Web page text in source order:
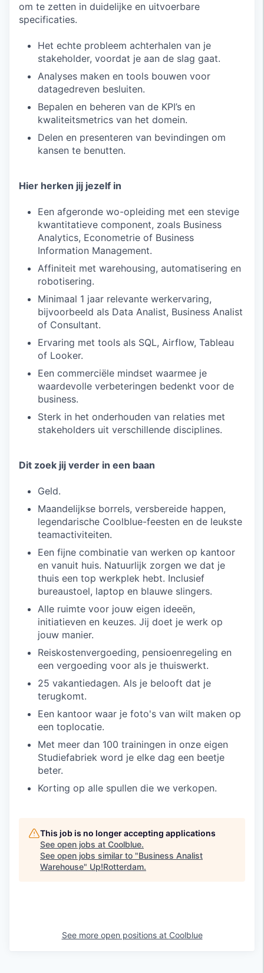
om te zetten in duidelijke en uitvoerbare
specificaties.
Het echte probleem achterhalen van je
stakeholder, voordat je aan de slag gaat.
Analyses maken en tools bouwen voor
datagedreven besluiten.
Bepalen en beheren van de KPI’s en
kwaliteitsmetrics van het domein.
Delen en presenteren van bevindingen om
kansen te benutten.
Hier herken jij jezelf in
Een afgeronde wo-opleiding met een stevige
kwantitatieve component, zoals Business
Analytics, Econometrie of Business
Information Management.
Affiniteit met warehousing, automatisering en
robotisering.
Minimaal 1 jaar relevante werkervaring,
bijvoorbeeld als Data Analist, Business Analist
of Consultant.
Ervaring met tools als SQL, Airflow, Tableau
of Looker.
Een commerciële mindset waarmee je
waardevolle verbeteringen bedenkt voor de
business.
Sterk in het onderhouden van relaties met
stakeholders uit verschillende disciplines.
Dit zoek jij verder in een baan
Geld.
Maandelijkse borrels, versbereide happen,
legendarische Coolblue-feesten en de leukste
teamactiviteiten.
Een fijne combinatie van werken op kantoor
en vanuit huis. Natuurlijk zorgen we dat je
thuis een top werkplek hebt. Inclusief
bureaustoel, laptop en blauwe slingers.
Alle ruimte voor jouw eigen ideeën,
initiatieven en keuzes. Jij doet je werk op
jouw manier.
Reiskostenvergoeding, pensioenregeling en
een vergoeding voor als je thuiswerkt.
25 vakantiedagen. Als je belooft dat je
terugkomt.
Een kantoor waar je foto's van wilt maken op
een toplocatie.
Met meer dan 100 trainingen in onze eigen
Studiefabriek word je elke dag een beetje
beter.
Korting op alle spullen die we verkopen.
This job is no longer accepting applications
See open jobs at Coolblue.
See open jobs similar to "Business Analist
Warehouse" Up!Rotterdam.
See more open positions at Coolblue